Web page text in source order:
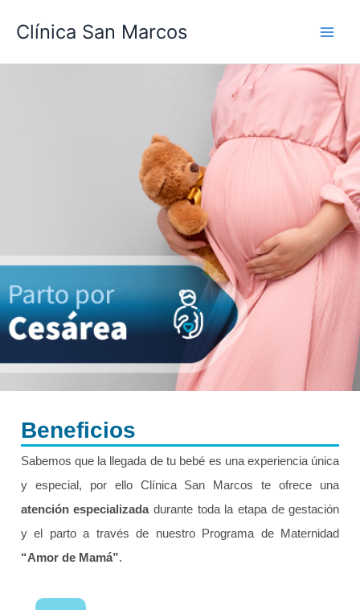
Clínica San Marcos
Beneficios
Sabemos que la llegada de tu bebé es una experiencia única
y especial, por ello Clínica San Marcos te ofrece una
atención especializadadurante toda la etapa de gestación
y el parto a través de nuestro Programa de Maternidad
“Amor de Mamá”.